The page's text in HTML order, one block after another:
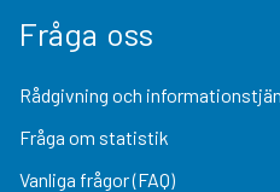
Fråga oss
Rådgivning och
Fråga om statistik
Vanliga frågor (FAQ)